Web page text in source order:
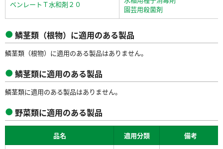
ベンレートＴ水和剤２０
園芸用殺菌剤
鱗茎類（根物）に適用のある製品
鱗茎類（根物）に適用のある製品はありません。
鱗茎類に適用のある製品
鱗茎類に適用のある製品はありません。
野菜類に適用のある製品
品名 適用分類 備考